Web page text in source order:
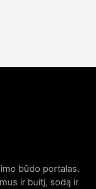
būdo portalas.
ir buitį, sodą ir